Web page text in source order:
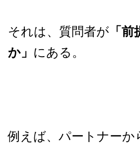
それは、質問者が 「
か」 にある。
例えば、パートナー